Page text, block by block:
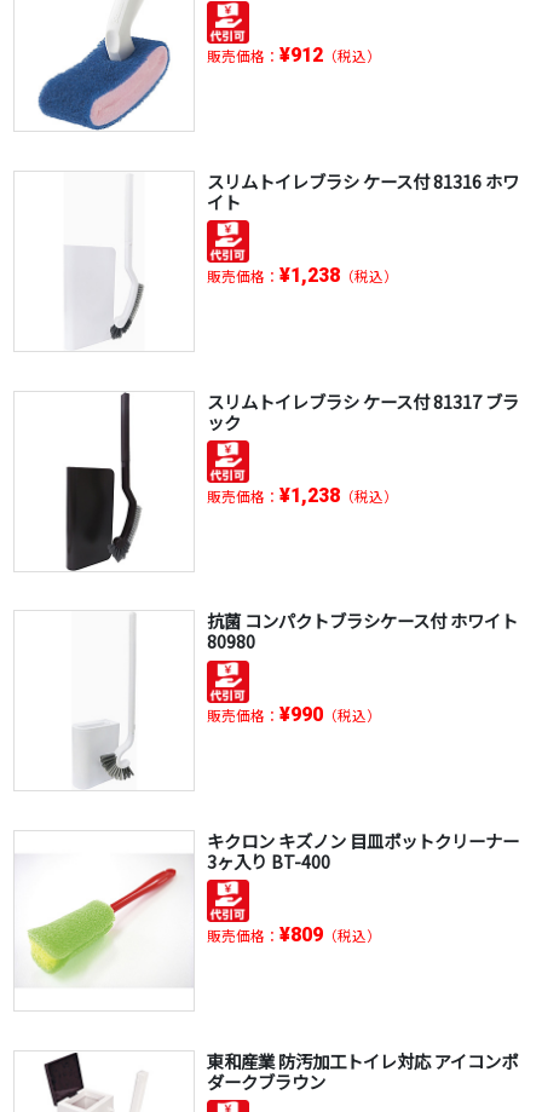
販売価格： ¥912（税込）
スリムトイレブラシ ケース付 81316 ホワ
イト
販売価格： ¥1,238（税込）
スリムトイレブラシ ケース付 81317 ブラ
ック
販売価格： ¥1,238（税込）
抗菌 コンパクトブラシケース付 ホワイト
80980
販売価格： ¥990（税込）
キクロン キズノン 目皿ポットクリーナー
3ヶ入り BT-400
販売価格： ¥809（税込）
東和産業 防汚加工トイレ対応 アイコンポ
ダークブラウン